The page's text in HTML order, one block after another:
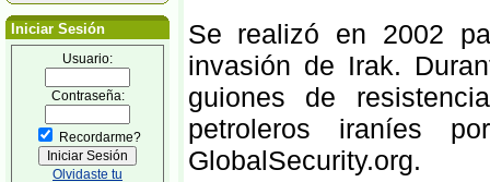
Iniciar Sesión
Usuario:
Contraseña:
Recordarme?
Olvidaste tu
Se realizó en 2002
invasión de Irak.
guiones de
petroleros iraníes
GlobalSecurity.org.